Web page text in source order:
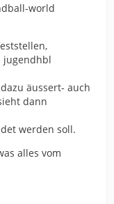
world
jugendhbl
äussert- auch
dann
werden soll.
alles vom